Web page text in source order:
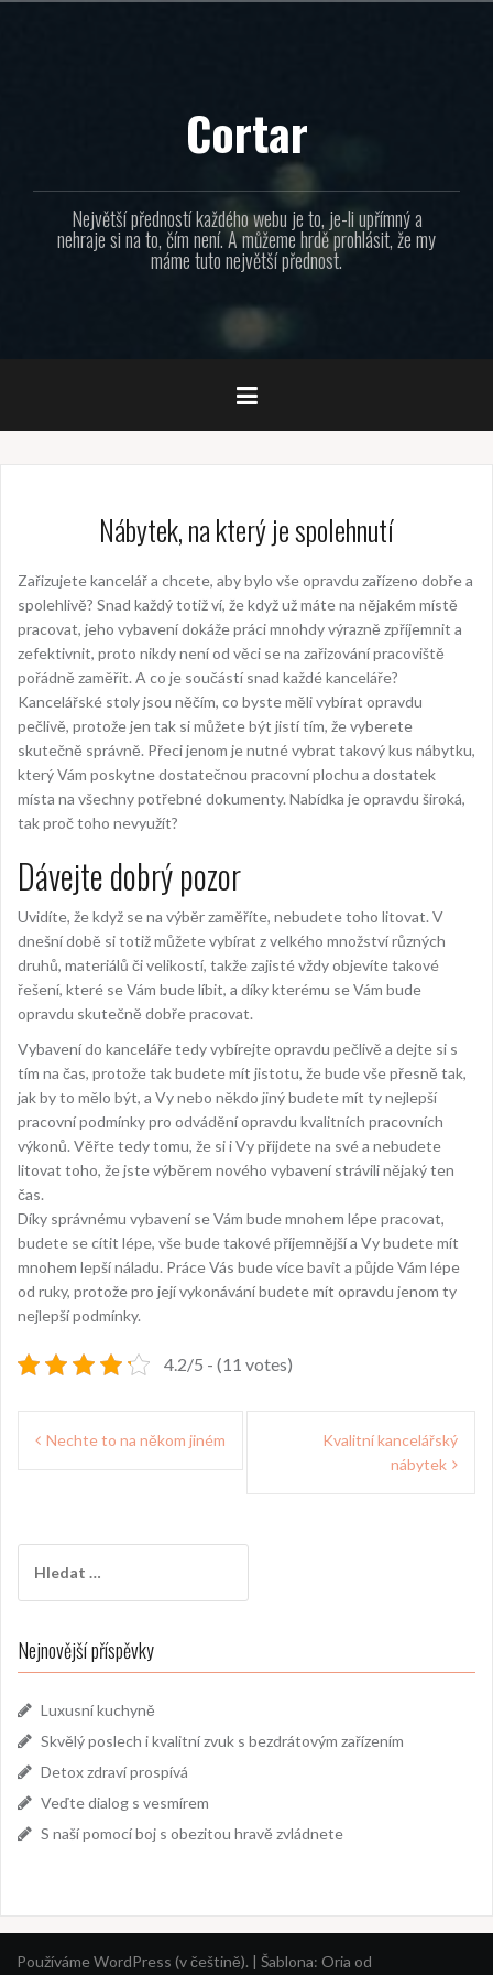
Cortar
Největší předností každého webu je to, je-li upřímný a
nehraje si na to, čím není. A můžeme hrdě prohlásit, že my
máme tuto největší přednost.
Nábytek, na který je spolehnutí
Zařizujete kancelář a chcete, aby bylo vše opravdu zařízeno dobře a
spolehlivě? Snad každý totiž ví, že když už máte na nějakém místě
pracovat, jeho vybavení dokáže práci mnohdy výrazně zpříjemnit a
zefektivnit, proto nikdy není od věci se na zařizování pracoviště
pořádně zaměřit. A co je součástí snad každé kanceláře?
Kancelářské stolyjsou něčím, co byste měli vybírat opravdu
pečlivě, protože jen tak si můžete být jistí tím, že vyberete
skutečně správně. Přeci jenom je nutné vybrat takový kus nábytku,
který Vám poskytne dostatečnou pracovní plochu a dostatek
místa na všechny potřebné dokumenty. Nabídka je opravdu široká,
tak proč toho nevyužít?
Dávejte dobrý pozor
Uvidíte, že když se na výběr zaměříte, nebudete toho litovat. V
dnešní době si totiž můžete vybírat z velkého množství různých
druhů, materiálů či velikostí, takže zajisté vždy objevíte takové
řešení, které se Vám bude líbit, a díky kterému se Vám bude
opravdu skutečně dobře pracovat.
Vybavení do kanceláře tedy vybírejte opravdu pečlivě a dejte si s
tím na čas, protože tak budete mít jistotu, že bude vše přesně tak,
jak by to mělo být, a Vy nebo někdo jiný budete mít ty nejlepší
pracovní podmínky pro odvádění opravdu kvalitních pracovních
výkonů. Věřte tedy tomu, že si i Vy přijdete na své a nebudete
litovat toho, že jste výběrem nového vybavení strávili nějaký ten
čas.
Díky správnému vybavení se Vám bude mnohem lépe pracovat,
budete se cítit lépe, vše bude takové příjemnější a Vy budete mít
mnohem lepší náladu. Práce Vás bude více bavit a půjde Vám lépe
od ruky, protože pro její vykonávání budete mít opravdu jenom ty
nejlepší podmínky.
4.2/5 - (11 votes)
Navigace
Nechte to na někom jiném
Kvalitní kancelářský
nábytek
Nejnovější příspěvky
Luxusní kuchyně
Skvělý poslech i kvalitní zvuk s bezdrátovým zařízením
Detox zdraví prospívá
Veďte dialog s vesmírem
S naší pomocí boj s obezitou hravě zvládnete
Používáme WordPress (v češtině). | Šablona: Oria od